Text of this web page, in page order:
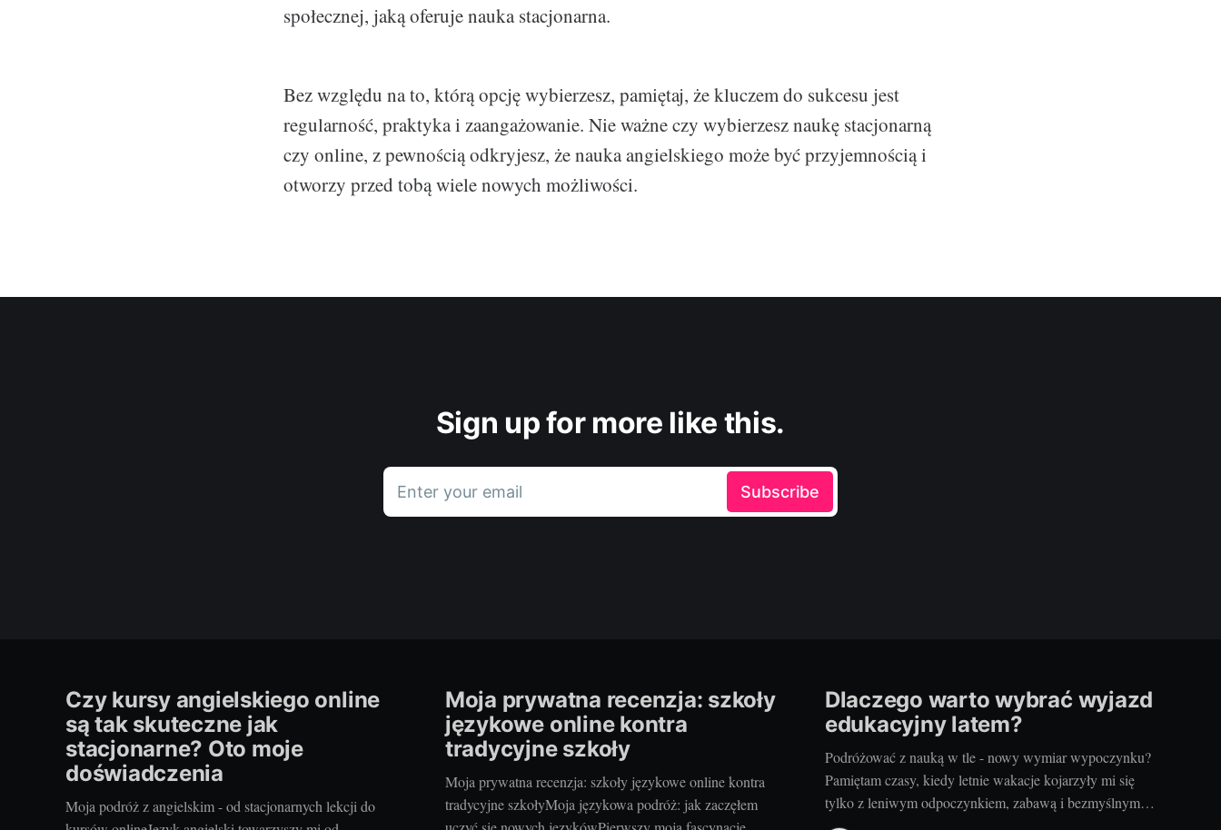
społecznej, jaką oferuje nauka stacjonarna.
Bez względu na to, którą opcję wybierzesz, pamiętaj, że kluczem do sukcesu jest
regularność, praktyka i zaangażowanie. Nie ważne czy wybierzesz naukę stacjonarną
czy online, z pewnością odkryjesz, że nauka angielskiego może być przyjemnością i
otworzy przed tobą wiele nowych możliwości.
Sign up for more like this.
Enter your email Subscribe
Czy kursy angielskiego online
są tak skuteczne jak
stacjonarne? Oto moje
doświadczenia
Moja podróż z angielskim - od stacjonarnych lekcji do
Moja prywatna recenzja: szkoły
językowe online kontra
tradycyjne szkoły
Moja prywatna recenzja: szkoły językowe online kontra
tradycyjne szkołyMoja językowa podróż: jak zaczęłem
Dlaczego warto wybrać wyjazd
edukacyjny latem?
Podróżować z nauką w tle - nowy wymiar wypoczynku?
Pamiętam czasy, kiedy letnie wakacje kojarzyły mi się
tylko z leniwym odpoczynkiem, zabawą i bezmyślnym
przemijaniem czasu. Wtedy nauka była czymś, co